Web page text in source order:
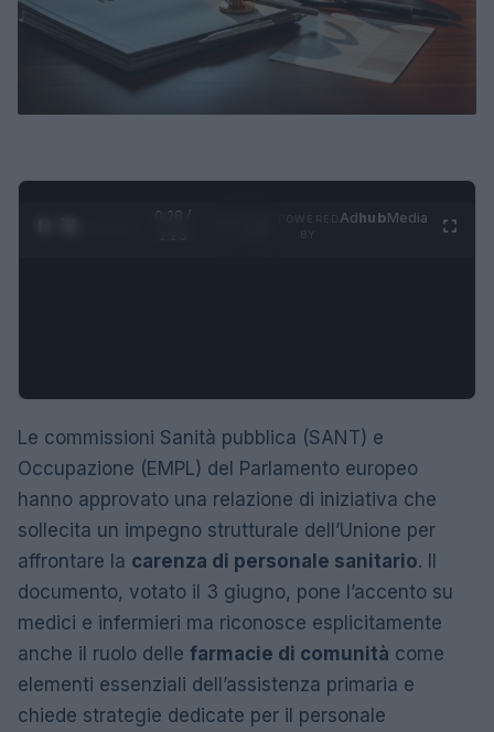
0:29 /
AdhubMedia
Le commissioni Sanità pubblica (SANT) e
Occupazione (EMPL) del Parlamento europeo
hanno approvato una relazione di iniziativa che
sollecita un impegno strutturale dell’Unione per
affrontare la carenza di personale sanitario. Il
documento, votato il 3 giugno, pone l’accento su
medici e infermieri ma riconosce esplicitamente
anche il ruolo delle farmacie di comunità come
elementi essenziali dell’assistenza primaria e
chiede strategie dedicate per il personale